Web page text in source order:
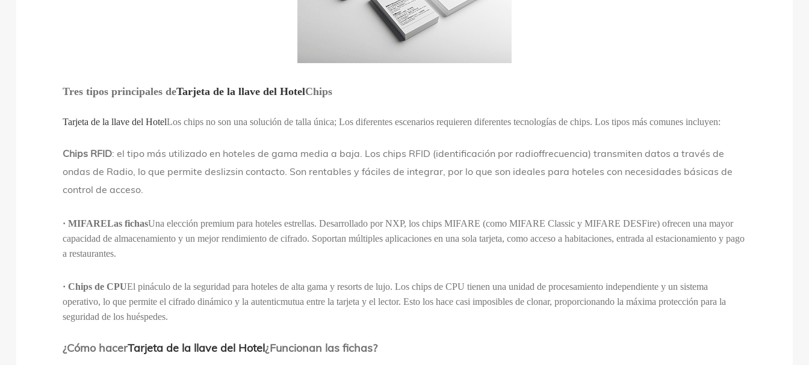
Tres tipos principales deTarjeta de la llave del HotelChips
Tarjeta de la llave del HotelLos chips no son una solución de talla única; Los diferentes escenarios requieren diferentes tecnologías de chips. Los tipos más comunes incluyen:
Chips RFID: el tipo más utilizado en hoteles de gama media a baja. Los chips RFID (identificación por radioffrecuencia) transmiten datos a través de
ondas de Radio, lo que permite deslizsin contacto. Son rentables y fáciles de integrar, por lo que son ideales para hoteles con necesidades básicas de
control de acceso.
·MIFARELas fichasUna elección premium para hoteles estrellas. Desarrollado por NXP, los chips MIFARE (como MIFARE Classic y MIFARE DESFire) ofrecen una mayor
capacidad de almacenamiento y un mejor rendimiento de cifrado. Soportan múltiples aplicaciones en una sola tarjeta, como acceso a habitaciones, entrada al estacionamiento y pago
a restaurantes.
·Chips de CPUEl pináculo de la seguridad para hoteles de alta gama y resorts de lujo. Los chips de CPU tienen una unidad de procesamiento independiente y un sistema
operativo, lo que permite el cifrado dinámico y la autenticmutua entre la tarjeta y el lector. Esto los hace casi imposibles de clonar, proporcionando la máxima protección para la
seguridad de los huéspedes.
¿Cómo hacerTarjeta de la llave del Hotel¿Funcionan las fichas?